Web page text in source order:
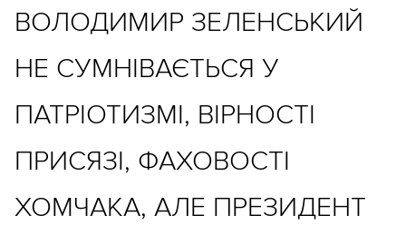
ВОЛОДИМИР ЗЕЛЕНСЬКИЙ
НЕ СУМНІВАЄТЬСЯ У
ПАТРІОТИЗМІ, ВІРНОСТІ
ПРИСЯЗІ, ФАХОВОСТІ
ХОМЧАКА, АЛЕ ПРЕЗИДЕНТ